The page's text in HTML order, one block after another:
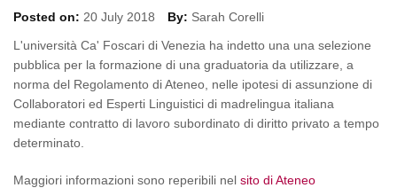
Posted on: 20 July 2018 By: Sarah Corelli
L'università Ca' Foscari di Venezia ha indetto una una selezione
pubblica per la formazione di una graduatoria da utilizzare, a
norma del Regolamento di Ateneo, nelle ipotesi di assunzione di
Collaboratori ed Esperti Linguistici di madrelingua italiana
mediante contratto di lavoro subordinato di diritto privato a tempo
determinato.
Maggiori informazioni sono reperibili nel sito di Ateneo